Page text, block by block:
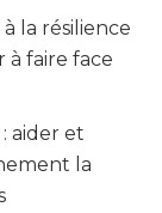
la résilience
à faire face
: aider et
la